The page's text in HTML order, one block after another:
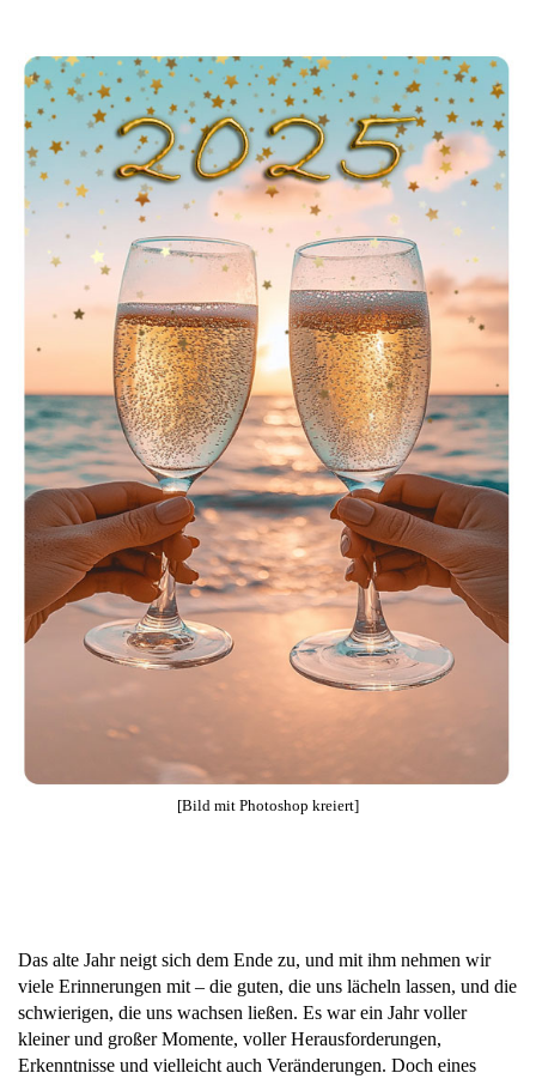
[Bild mit Photoshop kreiert]
Das alte Jahr neigt sich dem Ende zu, und mit ihm nehmen wir
viele Erinnerungen mit – die guten, die uns lächeln lassen, und die
schwierigen, die uns wachsen ließen. Es war ein Jahr voller
kleiner und großer Momente, voller Herausforderungen,
Erkenntnisse und vielleicht auch Veränderungen. Doch eines